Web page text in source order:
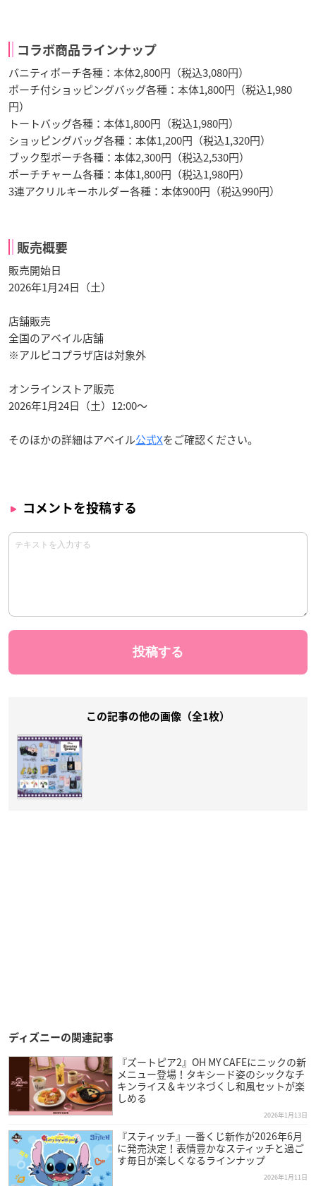
コラボ商品ラインナップ
バニティポーチ各種：本体2,800円（税込3,080円）
ポーチ付ショッピングバッグ各種：本体1,800円（税込1,980
円）
トートバッグ各種：本体1,800円（税込1,980円）
ショッピングバッグ各種：本体1,200円（税込1,320円）
ブック型ポーチ各種：本体2,300円（税込2,530円）
ポーチチャーム各種：本体1,800円（税込1,980円）
3連アクリルキーホルダー各種：本体900円（税込990円）
販売概要
販売開始日
2026年1月24日（土）
店舗販売
全国のアベイル店舗
※アルピコプラザ店は対象外
オンラインストア販売
2026年1月24日（土）12:00〜
そのほかの詳細はアベイル公式Xをご確認ください。
コメントを投稿する
この記事の他の画像（全1枚）
ディズニーの関連記事
『ズートピア2』OH MY CAFEにニックの新
メニュー登場！タキシード姿のシックなチ
キンライス＆キツネづくし和風セットが楽
しめる
2026年1月13日
『スティッチ』一番くじ新作が2026年6月
に発売決定！表情豊かなスティッチと過ご
す毎日が楽しくなるラインナップ
2026年1月11日